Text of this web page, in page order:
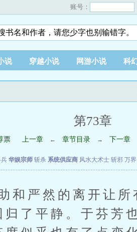
账号：
说 穿越小说 网游小说 科
第73章
票 上一章 ← 章节目录 → 下一章
兵 华娱宗师 斩杀 系统供应商 风水大术士 斩邪 万
严然的离开让所
了平静。于芬芳